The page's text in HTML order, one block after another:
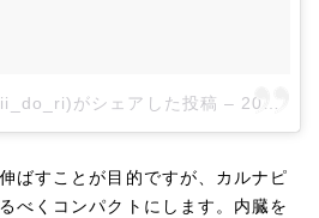
がシェアした投稿 – 2017 1月 8 3:01午前 PST
ばすことが目的ですが、カルナピ
べくコンパクトにします。内臓を